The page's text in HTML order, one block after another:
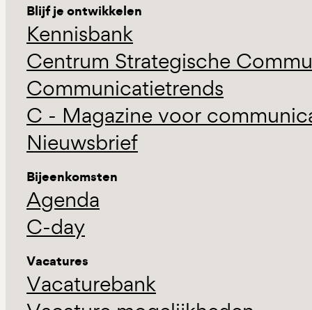
Blijf je ontwikkelen
Kennisbank
Centrum Strategische
Communicatietrends
C - Magazine voor
Nieuwsbrief
Bijeenkomsten
Agenda
C-day
Vacatures
Vacaturebank